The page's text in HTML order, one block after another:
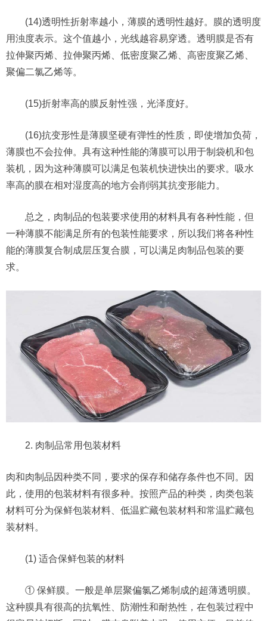
(14)透明性折射率越小，薄膜的透明性越好。膜的透明度
用浊度表示。这个值越小，光线越容易穿透。透明膜是否有
拉伸聚丙烯、拉伸聚丙烯、低密度聚乙烯、高密度聚乙烯、
聚偏二氯乙烯等。
(15)折射率高的膜反射性强，光泽度好。
(16)抗变形性是薄膜坚硬有弹性的性质，即使增加负荷，
薄膜也不会拉伸。具有这种性能的薄膜可以用于制袋机和包
装机，因为这种薄膜可以满足包装机快进快出的要求。吸水
率高的膜在相对湿度高的地方会削弱其抗变形能力。
总之，肉制品的包装要求使用的材料具有各种性能，但
一种薄膜不能满足所有的包装性能要求，所以我们将各种性
能的薄膜复合制成层压复合膜，可以满足肉制品包装的要
求。
2. 肉制品常用包装材料
肉和肉制品因种类不同，要求的保存和储存条件也不同。因
此，使用的包装材料有很多种。按照产品的种类，肉类包装
材料可分为保鲜包装材料、低温贮藏包装材料和常温贮藏包
装材料。
(1) 适合保鲜包装的材料
① 保鲜膜。一般是单层聚偏氯乙烯制成的超薄透明膜。
这种膜具有很高的抗氧性、防潮性和耐热性，在包装过程中